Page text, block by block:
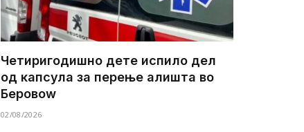
Четиригодишно дете испило дел
од капсула за перење алишта во
Беровоw
02/08/2026